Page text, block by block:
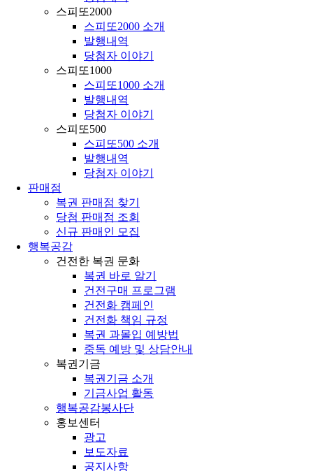
스피또2000
스피또2000 소개
발행내역
당첨자 이야기
스피또1000
스피또1000 소개
발행내역
당첨자 이야기
스피또500
스피또500 소개
발행내역
당첨자 이야기
판매점
복권 판매점 찾기
당첨 판매점 조회
신규 판매인 모집
행복공감
건전한 복권 문화
복권 바로 알기
건전구매 프로그램
건전화 캠페인
건전화 책임 규정
복권 과몰입 예방법
중독 예방 및 상담안내
복권기금
복권기금 소개
기금사업 활동
행복공감봉사단
홍보센터
광고
보도자료
공지사항